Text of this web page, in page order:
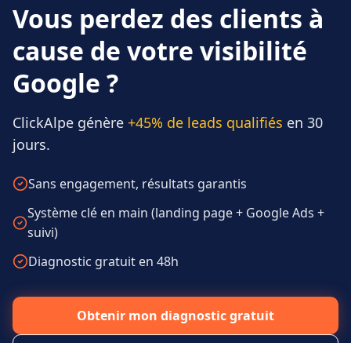
Vous perdez des clients à
cause de votre visibilité
Google ?
ClickAlpe génère +45% de leads qualifiés en 30
jours.
Sans engagement, résultats garantis
Système clé en main (landing page + Google Ads +
suivi)
Diagnostic gratuit en 48h
Obtenir mon diagnostic gratuit